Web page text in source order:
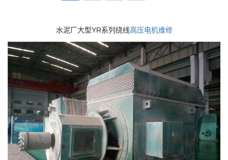
水泥厂大型YR系列绕线高压电机维修